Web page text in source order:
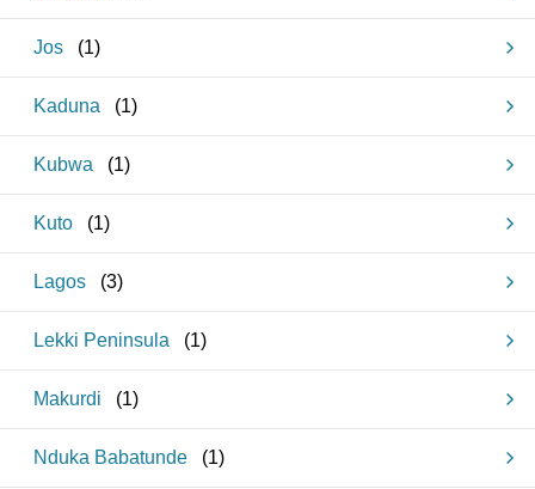
Jos (1)
Kaduna (1)
Kubwa (1)
Kuto (1)
Lagos (3)
Lekki Peninsula (1)
Makurdi (1)
Nduka Babatunde (1)